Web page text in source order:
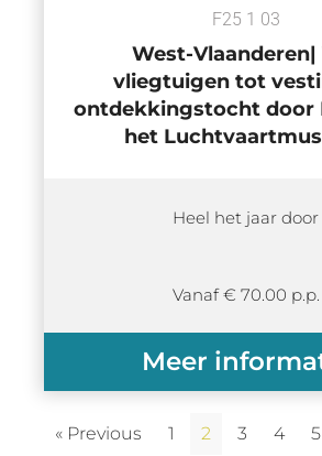
F25 1 03
West-Vlaanderen|
vliegtuigen tot
ontdekkingstocht door
het
Heel het jaar door
Vanaf € 70.00 p.p.
Meer
« Previous 1 2 3 4 5